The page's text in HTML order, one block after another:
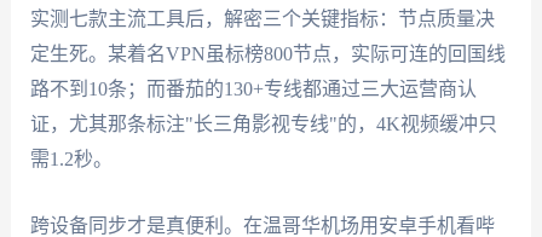
实测七款主流工具后，解密三个关键指标：节点质量决
定生死。某着名VPN虽标榜800节点，实际可连的回国线
路不到10条；而番茄的130+专线都通过三大运营商认
证，尤其那条标注"长三角影视专线"的，4K视频缓冲只
需1.2秒。
跨设备同步才是真便利。在温哥华机场用安卓手机看哔